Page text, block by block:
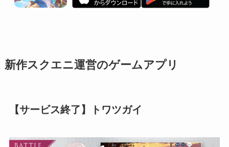
新作スクエニ運営のゲームアプリ
【サービス終了】トワツガイ